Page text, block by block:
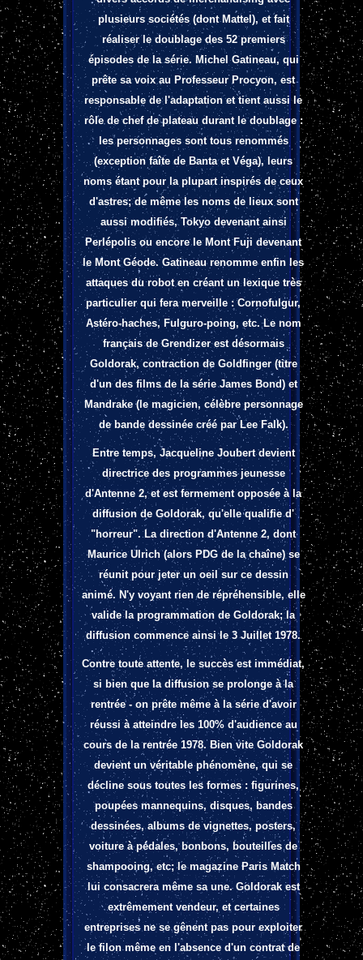
plusieurs sociétés (dont Mattel), et fait
réaliser le doublage des 52 premiers
épisodes de la série. Michel Gatineau, qui
prête sa voix au Professeur Procyon, est
responsable de l'adaptation et tient aussi le
rôle de chef de plateau durant le doublage :
les personnages sont tous renommés
(exception faîte de Banta et Véga), leurs
noms étant pour la plupart inspirés de ceux
d'astres; de même les noms de lieux sont
aussi modifiés, Tokyo devenant ainsi
Perlépolisou encore le Mont Fuji devenant
le Mont Géode.Gatineau renomme enfin les
attaques du robot en créant un lexique très
particulier qui fera merveille : Cornofulgur,
Astéro-haches, Fulguro-poing, etc. Le nom
français de Grendizer est désormais
Goldorak, contraction de Goldfinger (titre
d'un des films de la série James Bond) et
Mandrake (le magicien, célèbre personnage
de bande dessinée créé par Lee Falk).
Entre temps, Jacqueline Joubert devient
directrice des programmes jeunesse
d'Antenne 2, et est fermement opposée à la
diffusion de Goldorak, qu'elle qualifie d'
"horreur". La direction d'Antenne 2, dont
Maurice Ulrich (alors PDG de la chaîne) se
réunit pour jeter un oeil sur ce dessin
animé. N'y voyant rien de répréhensible, elle
valide la programmation de Goldorak; la
diffusion commence ainsi le 3 Juillet 1978.
Contre toute attente, le succès est immédiat,
si bien que la diffusion se prolonge à la
rentrée - on prête même à la série d'avoir
réussi à atteindre les 100% d'audience au
cours de la rentrée 1978. Bien vite Goldorak
devient un véritable phénomène, qui se
décline sous toutes les formes : figurines,
poupées mannequins, disques, bandes
dessinées, albums de vignettes, posters,
voiture à pédales, bonbons, bouteilles de
shampooing, etc; le magazine Paris Match
lui consacrera même sa une. Goldorak est
extrêmement vendeur, et certaines
entreprises ne se gênent pas pour exploiter
le filon même en l'absence d'un contrat de